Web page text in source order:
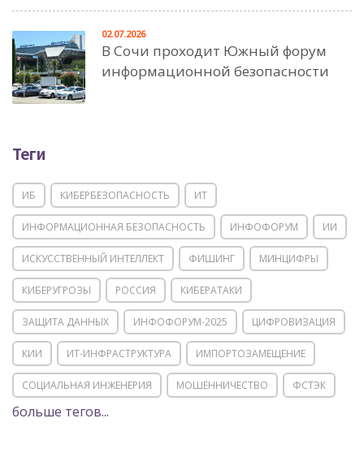
В Сочи проходит Южный форум
информационной безопасности
02.07.2026
Теги
ИБ КИБЕРБЕЗОПАСНОСТЬ ИТ
ИНФОРМАЦИОННАЯ БЕЗОПАСНОСТЬ ИНФОФОРУМ ИИ
ИСКУССТВЕННЫЙ ИНТЕЛЛЕКТ ФИШИНГ МИНЦИФРЫ
КИБЕРУГРОЗЫ РОССИЯ КИБЕРАТАКИ
ЗАЩИТА ДАННЫХ ИНФОФОРУМ-2025 ЦИФРОВИЗАЦИЯ
КИИ ИТ-ИНФРАСТРУКТУРА ИМПОРТОЗАМЕЩЕНИЕ
СОЦИАЛЬНАЯ ИНЖЕНЕРИЯ МОШЕННИЧЕСТВО ФСТЭК
POSITIVE TECHNOLOGIES
больше тегов...